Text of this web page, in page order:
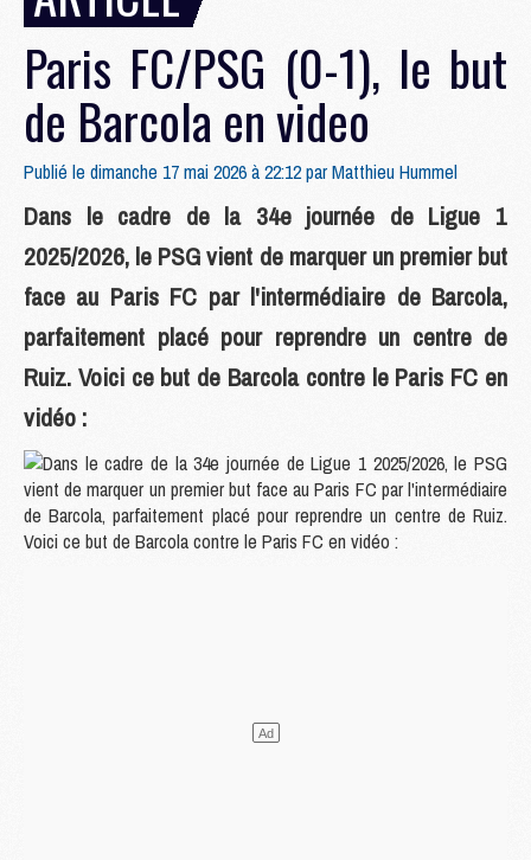
Paris FC/PSG (0-1), le but
de Barcola en video
Publié le dimanche 17 mai 2026 à 22:12 parMatthieu Hummel
Dans le cadre de la 34e journée de Ligue 1
2025/2026, le PSG vient de marquer un premier but
face au Paris FC par l'intermédiaire de Barcola,
parfaitement placé pour reprendre un centre de
Ruiz. Voici ce but de Barcola contre le Paris FC en
vidéo :